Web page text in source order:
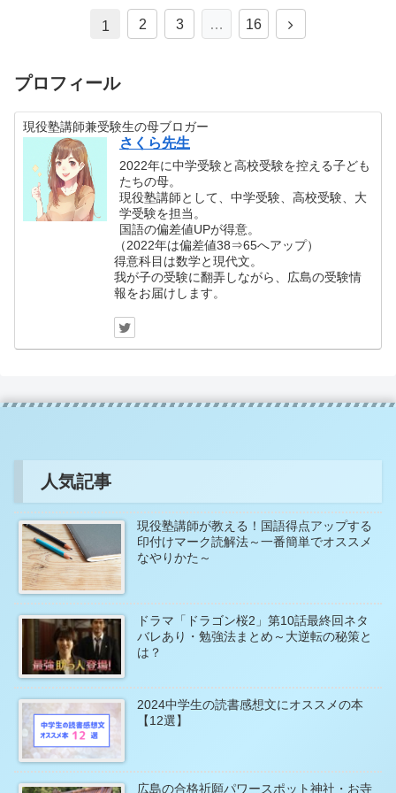
1 2 3 … 16
プロフィール
現役塾講師兼受験生の母ブロガー
さくら先生
2022年に中学受験と高校受験を控える子ども
たちの母。
現役塾講師として、中学受験、高校受験、大
学受験を担当。
国語の偏差値UPが得意。
（2022年は偏差値38⇒65へアップ）
得意科目は数学と現代文。
我が子の受験に翻弄しながら、広島の受験情
報をお届けします。
人気記事
現役塾講師が教える！国語得点アップする
印付けマーク読解法～一番簡単でオススメ
なやりかた～
ドラマ「ドラゴン桜2」第10話最終回ネタ
バレあり・勉強法まとめ～大逆転の秘策と
は？
2024中学生の読書感想文にオススメの本
【12選】
広島の合格祈願パワースポット神社・お寺